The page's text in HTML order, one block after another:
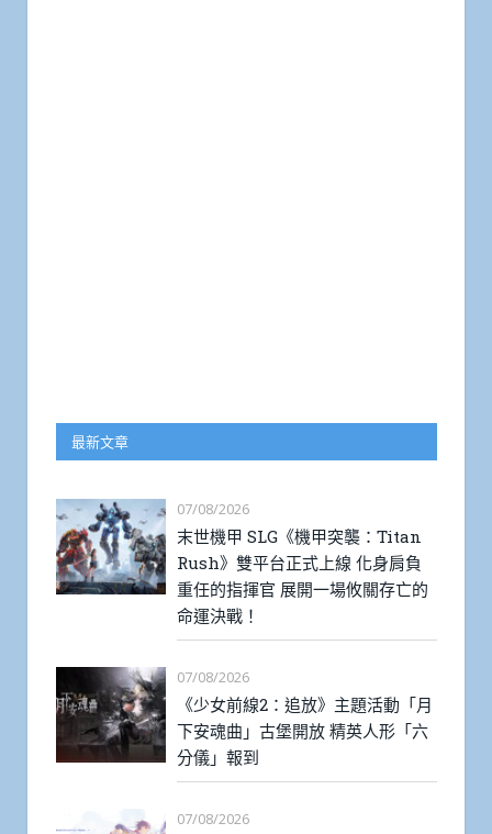
最新文章
07/08/2026
末世機甲 SLG《機甲突襲：Titan
Rush》雙平台正式上線 化身肩負
重任的指揮官 展開一場攸關存亡的
命運決戰！
07/08/2026
《少女前線2：追放》主題活動「月
下安魂曲」古堡開放 精英人形「六
分儀」報到
07/08/2026